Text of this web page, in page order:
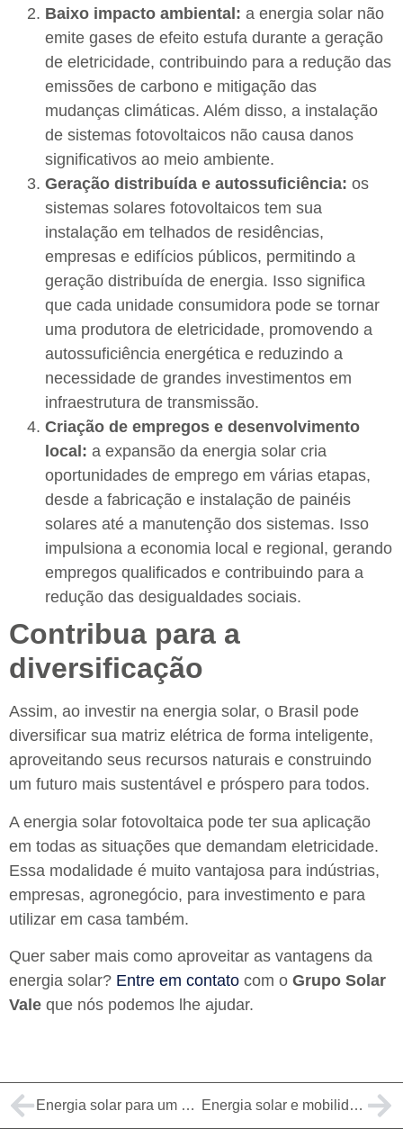
Baixo impacto ambiental: a energia solar não
emite gases de efeito estufa durante a geração
de eletricidade, contribuindo para a redução das
emissões de carbono e mitigação das
mudanças climáticas. Além disso, a instalação
de sistemas fotovoltaicos não causa danos
significativos ao meio ambiente.
Geração distribuída e autossuficiência: os
sistemas solares fotovoltaicos tem sua
instalação em telhados de residências,
empresas e edifícios públicos, permitindo a
geração distribuída de energia. Isso significa
que cada unidade consumidora pode se tornar
uma produtora de eletricidade, promovendo a
autossuficiência energética e reduzindo a
necessidade de grandes investimentos em
infraestrutura de transmissão.
Criação de empregos e desenvolvimento
local: a expansão da energia solar cria
oportunidades de emprego em várias etapas,
desde a fabricação e instalação de painéis
solares até a manutenção dos sistemas. Isso
impulsiona a economia local e regional, gerando
empregos qualificados e contribuindo para a
redução das desigualdades sociais.
Contribua para a
diversificação
Assim, ao investir na energia solar, o Brasil pode
diversificar sua matriz elétrica de forma inteligente,
aproveitando seus recursos naturais e construindo
um futuro mais sustentável e próspero para todos.
A energia solar fotovoltaica pode ter sua aplicação
em todas as situações que demandam eletricidade.
Essa modalidade é muito vantajosa para indústrias,
empresas, agronegócio, para investimento e para
utilizar em casa também.
Quer saber mais como aproveitar as vantagens da
energia solar? Entre em contato com o Grupo Solar
Vale que nós podemos lhe ajudar.
Energia solar para um setor têxtil mais sustentável Energia solar e mobilidade sustentável